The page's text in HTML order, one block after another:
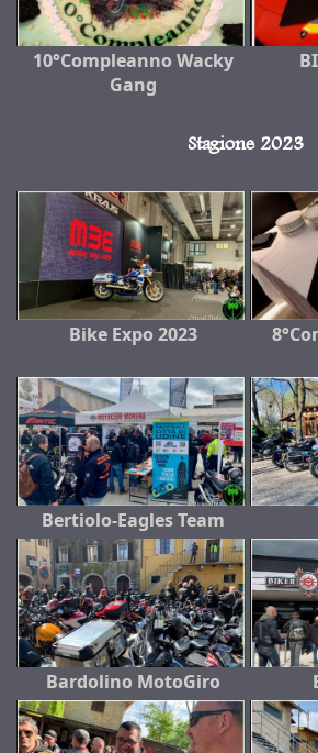
10°Compleanno Wacky
Gang
Stagione 2023
Bike Expo 2023
Bertiolo-Eagles Team
Bardolino MotoGiro